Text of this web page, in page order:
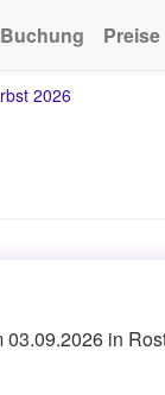
Buchung Preise
2026
in